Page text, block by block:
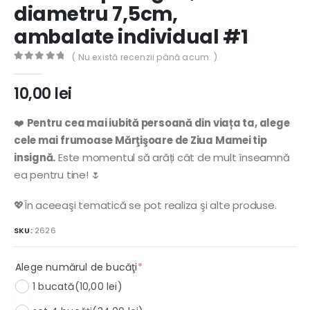
diametru 7,5cm,
ambalate individual #1
( Nu există recenzii până acum. )
10,00 lei
❤️ Pentru cea mai iubită persoană din viața ta, alege
cele mai frumoase Mărţişoare de Ziua Mamei tip
insignă.Este momentul să arăți cât de mult înseamnă
ea pentru tine! 🌷
💖În aceeaşi tematică se pot realiza şi alte produse.
SKU: 2626
Alege numărul de bucăţi*(required)
1 bucată(10,00 lei)